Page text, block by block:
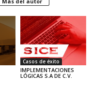
Casos de éxito
IMPLEMENTACIONES
LÓGICAS S.A DE C.V.